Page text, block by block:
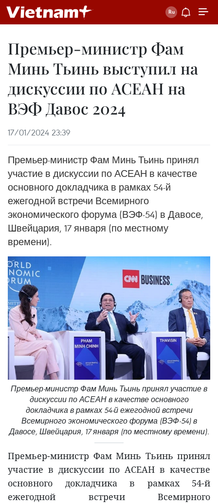
Премьер-министр Фам
Минь Тьинь выступил на
дискуссии по АСЕАН на
ВЭФ Давос 2024
17/01/2024 23:39
Премьер-министр Фам Минь Тьинь принял
участие в дискуссии по АСЕАН в качестве
основного докладчика в рамках 54-й
ежегодной встречи Всемирного
экономического форума (ВЭФ-54) в Давосе,
Швейцария, 17 января (по местному
времени).
Премьер-министр Фам Минь Тьинь принял участие в
дискуссии по АСЕАН в качестве основного
докладчика в рамках 54-й ежегодной встречи
Всемирного экономического форума (ВЭФ-54) в
Давосе, Швейцария, 17 января (по местному времени).
Премьер-министр Фам Минь Тьинь принял
участие в дискуссии по АСЕАН в качестве
основного докладчика в рамках 54-й
ежегодной встречи Всемирного